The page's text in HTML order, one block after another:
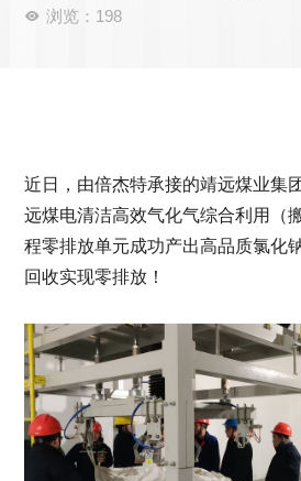
 浏览：198
近日，由倍杰特承接的靖远煤业集
远煤电清洁高效气化气综合利用（
程零排放单元成功产出高品质氯化
回收实现零排放！